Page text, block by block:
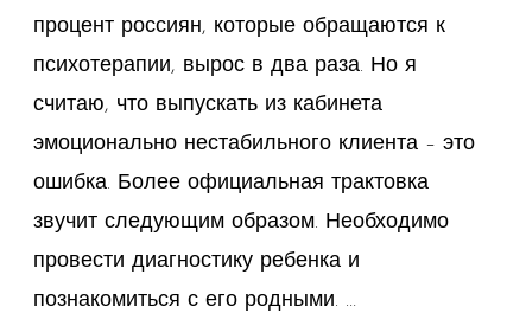
процент россиян, которые обращаются к
психотерапии, вырос в два раза. Но я
считаю, что выпускать из кабинета
эмоционально нестабильного клиента – это
ошибка. Более официальная трактовка
звучит следующим образом. Необходимо
провести диагностику ребенка и
познакомиться с его родными. …